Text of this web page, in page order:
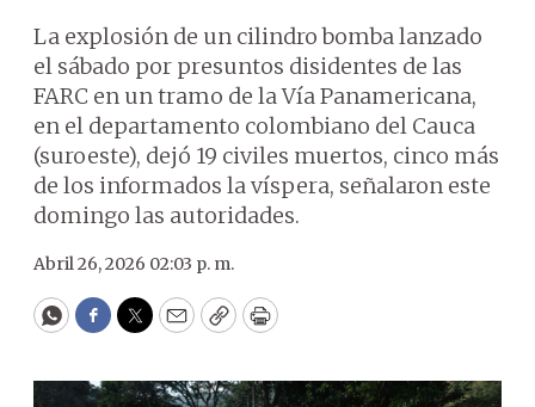
La explosión de un cilindro bomba lanzado
el sábado por presuntos disidentes de las
FARC en un tramo de la Vía Panamericana,
en el departamento colombiano del Cauca
(suroeste), dejó 19 civiles muertos, cinco más
de los informados la víspera, señalaron este
domingo las autoridades.
Abril 26, 2026 02:03 p. m.
WhatsApp
Facebook
Twitter
EmailCopyPrint